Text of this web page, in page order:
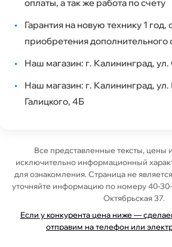
оплаты, а так же работа по счету
•
Гарантия на новую технику 1
приобретения дополнительного
•
Наш магазин: г. Калининград, ул.
•
Наш магазин: г. Калининград, ул.
Галицкого, 4Б
Все представленные тексты, цены
исключительно информационный
для ознакомления. Страница не
уточняйте информацию по номеру 40-
Октябрьская 37.
Если у конкурента цена ниже —
отправим на телефон или